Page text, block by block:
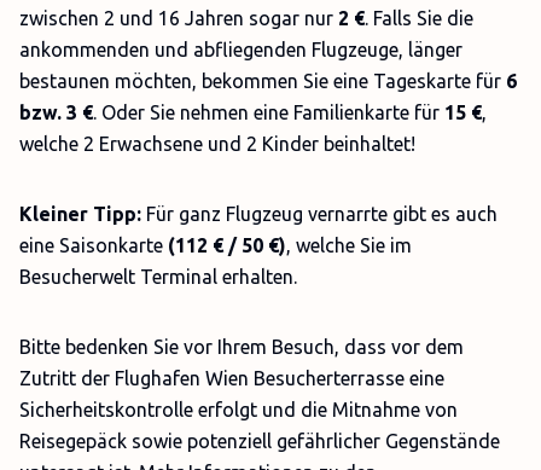
zwischen 2 und 16 Jahren sogar nur 2 €. Falls Sie die
ankommenden und abfliegenden Flugzeuge, länger
bestaunen möchten, bekommen Sie eine Tageskarte für 6
bzw. 3 €. Oder Sie nehmen eine Familienkarte für 15 €,
welche 2 Erwachsene und 2 Kinder beinhaltet!
Kleiner Tipp: Für ganz Flugzeug vernarrte gibt es auch
eine Saisonkarte (112 € / 50 €), welche Sie im
Besucherwelt Terminal erhalten.
Bitte bedenken Sie vor Ihrem Besuch, dass vor dem
Zutritt der Flughafen Wien Besucherterrasse eine
Sicherheitskontrolle erfolgt und die Mitnahme von
Reisegepäck sowie potenziell gefährlicher Gegenstände